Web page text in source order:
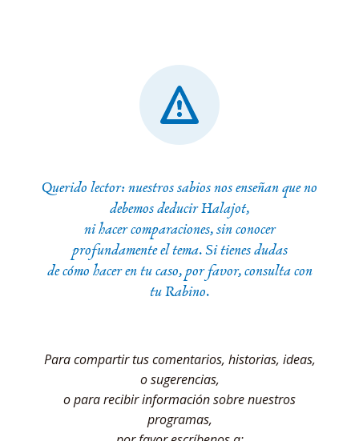
Querido lector: nuestros sabios nos enseñan que no
debemos deducir Halajot,
ni hacer comparaciones, sin conocer
profundamente el tema. Si tienes dudas
de cómo hacer en tu caso, por favor, consulta con
tu Rabino.
Para compartir tus comentarios, historias, ideas,
o sugerencias,
o para recibir información sobre nuestros
programas,